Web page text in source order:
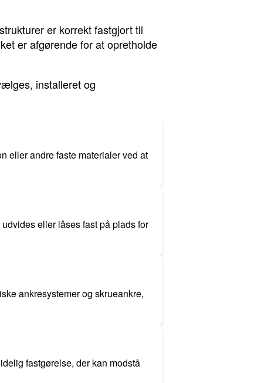
er korrekt fastgjort til
er afgørende for at opretholde
installeret og
eller andre faste materialer ved at
eller låses fast på plads for
ankresystemer og skrueankre,
fastgørelse, der kan modstå